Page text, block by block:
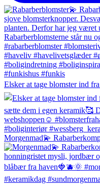
Elsker at tage blomster ind
Morgenmad💫